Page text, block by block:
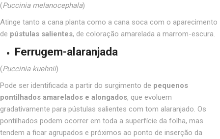
(Puccinia melanocephala)
Atinge tanto a cana planta como a cana soca com o aparecimento
de pústulas salientes, de coloração amarelada a marrom-escura.
Ferrugem-alaranjada
(Puccinia kuehnii)
Pode ser identificada a partir do surgimento de pequenos
pontilhados amarelados e alongados, que evoluem
gradativamente para pústulas salientes com tom alaranjado. Os
pontilhados podem ocorrer em toda a superfície da folha, mas
tendem a ficar agrupados e próximos ao ponto de inserção da